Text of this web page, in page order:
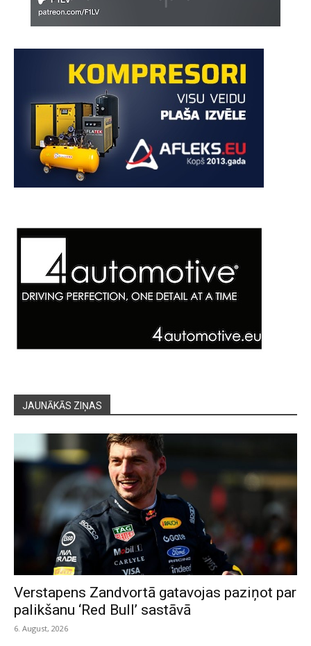
JAUNĀKĀS ZIŅAS
Verstapens Zandvortā gatavojas paziņot par
palikšanu ‘Red Bull’ sastāvā
6. August, 2026